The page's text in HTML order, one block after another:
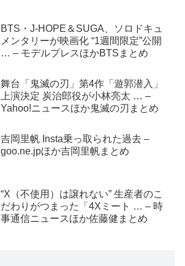
BTS・J-HOPE＆SUGA、ソロドキュ
メンタリーが映画化 “1週間限定”公開
… – モデルプレスほかBTSまとめ
舞台「鬼滅の刃」第4作「遊郭潜入」
上演決定 炭治郎役が小林亮太 … –
Yahoo!ニュースほか鬼滅の刃まとめ
吉岡里帆 Insta乗っ取られた過去 –
goo.ne.jpほか吉岡里帆まとめ
“X（不使用）は譲れない” 生産者のこ
だわりがつまった「4Xミート … – 時
事通信ニュースほか佐藤健まとめ